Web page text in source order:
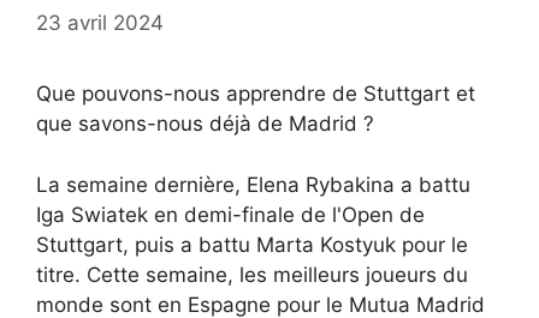
23 avril 2024
Que pouvons-nous apprendre de Stuttgart et
que savons-nous déjà de Madrid ?
La semaine dernière, Elena Rybakina a battu
Iga Swiatek en demi-finale de l'Open de
Stuttgart, puis a battu Marta Kostyuk pour le
titre. Cette semaine, les meilleurs joueurs du
monde sont en Espagne pour le Mutua Madrid